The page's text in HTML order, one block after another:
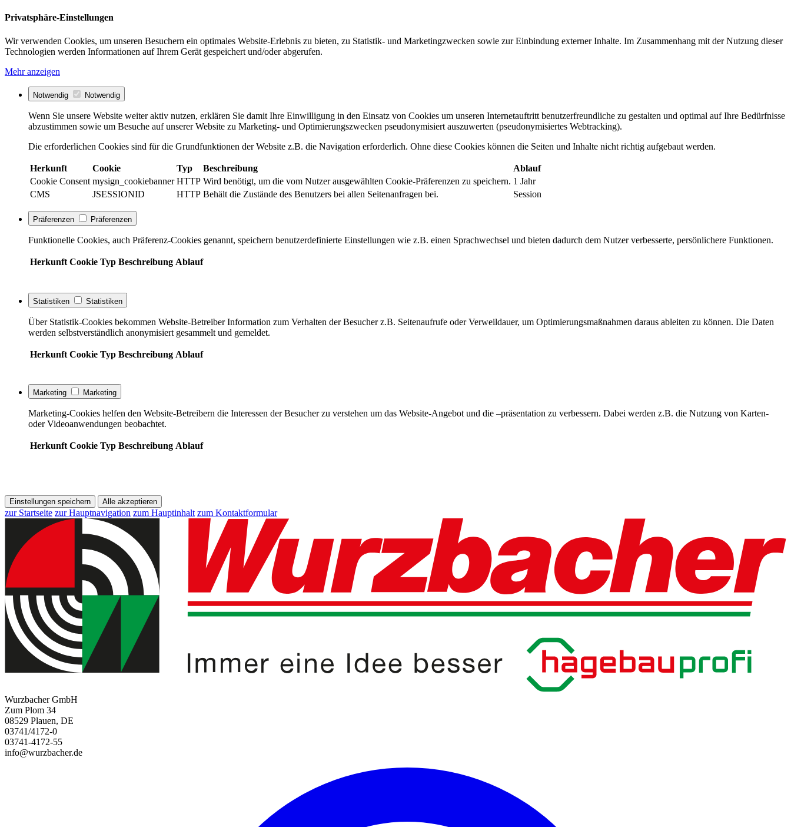
Privatsphäre-Einstellungen
Wir verwenden Cookies, um unseren Besuchern ein optimales Website-Erlebnis zu bieten, zu Statistik- und Marketingzwecken sowie zur Einbindung externer Inhalte. Im Zusammenhang mit der Nutzung dieser
Technologien werden Informationen auf Ihrem Gerät gespeichert und/oder abgerufen.
Mehr anzeigen
Notwendig Notwendig
Wenn Sie unsere Website weiter aktiv nutzen, erklären Sie damit Ihre Einwilligung in den Einsatz von Cookies um unseren Internetauftritt benutzerfreundliche zu gestalten und optimal auf Ihre Bedürfnisse
abzustimmen sowie um Besuche auf unserer Website zu Marketing- und Optimierungszwecken pseudonymisiert auszuwerten (pseudonymisiertes Webtracking).
Die erforderlichen Cookies sind für die Grundfunktionen der Website z.B. die Navigation erforderlich. Ohne diese Cookies können die Seiten und Inhalte nicht richtig aufgebaut werden.
Herkunft Cookie Typ Beschreibung
Ablauf
Cookie Consent mysign_cookiebanner HTTP Wird benötigt, um die vom Nutzer ausgewählten Cookie-Präferenzen zu speichern. 1 Jahr
CMS
JSESSIONID HTTP Behält die Zustände des Benutzers bei allen Seitenanfragen bei. Session
Präferenzen Präferenzen
Funktionelle Cookies, auch Präferenz-Cookies genannt, speichern benutzerdefinierte Einstellungen wie z.B. einen Sprachwechsel und bieten dadurch dem Nutzer verbesserte, persönlichere Funktionen.
Herkunft Cookie Typ Beschreibung Ablauf
Statistiken Statistiken
Über Statistik-Cookies bekommen Website-Betreiber Information zum Verhalten der Besucher z.B. Seitenaufrufe oder Verweildauer, um Optimierungsmaßnahmen daraus ableiten zu können. Die Daten
werden selbstverständlich anonymisiert gesammelt und gemeldet.
Herkunft Cookie Typ Beschreibung Ablauf
Marketing Marketing
Marketing-Cookies helfen den Website-Betreibern die Interessen der Besucher zu verstehen um das Website-Angebot und die –präsentation zu verbessern. Dabei werden z.B. die Nutzung von Karten-
oder Videoanwendungen beobachtet.
Herkunft Cookie Typ Beschreibung Ablauf
Einstellungen speichern Alle akzeptieren
zur Startseite zur Hauptnavigation zum Hauptinhalt zum Kontaktformular
Wurzbacher GmbH
Zum Plom 34
08529 Plauen, DE
03741/4172-0
03741-4172-55
info@wurzbacher.de